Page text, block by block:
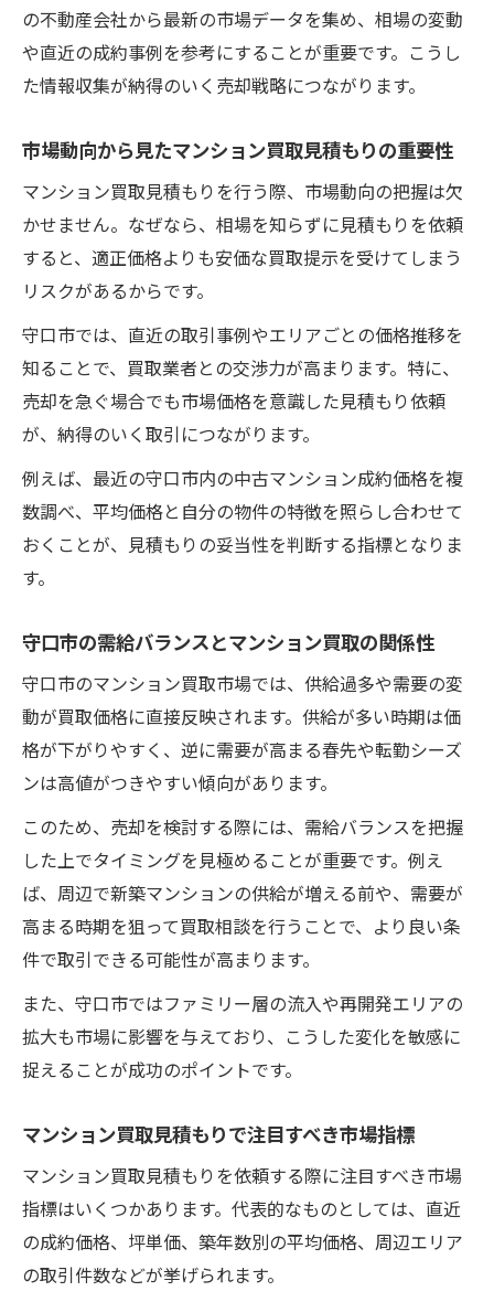
の不動産会社から最新の市場データを集め、相場の変動
や直近の成約事例を参考にすることが重要です。こうし
た情報収集が納得のいく売却戦略につながります。
市場動向から見たマンション買取見積もりの重要性
マンション買取見積もりを行う際、市場動向の把握は欠
かせません。なぜなら、相場を知らずに見積もりを依頼
すると、適正価格よりも安価な買取提示を受けてしまう
リスクがあるからです。
守口市では、直近の取引事例やエリアごとの価格推移を
知ることで、買取業者との交渉力が高まります。特に、
売却を急ぐ場合でも市場価格を意識した見積もり依頼
が、納得のいく取引につながります。
例えば、最近の守口市内の中古マンション成約価格を複
数調べ、平均価格と自分の物件の特徴を照らし合わせて
おくことが、見積もりの妥当性を判断する指標となりま
す。
守口市の需給バランスとマンション買取の関係性
守口市のマンション買取市場では、供給過多や需要の変
動が買取価格に直接反映されます。供給が多い時期は価
格が下がりやすく、逆に需要が高まる春先や転勤シーズ
ンは高値がつきやすい傾向があります。
このため、売却を検討する際には、需給バランスを把握
した上でタイミングを見極めることが重要です。例え
ば、周辺で新築マンションの供給が増える前や、需要が
高まる時期を狙って買取相談を行うことで、より良い条
件で取引できる可能性が高まります。
また、守口市ではファミリー層の流入や再開発エリアの
拡大も市場に影響を与えており、こうした変化を敏感に
捉えることが成功のポイントです。
マンション買取見積もりで注目すべき市場指標
マンション買取見積もりを依頼する際に注目すべき市場
指標はいくつかあります。代表的なものとしては、直近
の成約価格、坪単価、築年数別の平均価格、周辺エリア
の取引件数などが挙げられます。